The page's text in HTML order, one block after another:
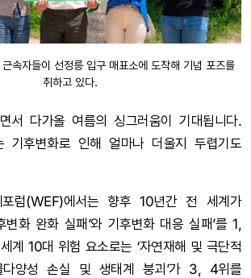
속자들이 선정릉 입구 매표소에 도착해 기념 포즈를
취하고 있다.
서 다가올 여름의 싱그러움이 기대됩니다.
기후변화로 인해 얼마나 더울지 두렵기도
럼(WEF)에서는 향후 10년간 전 세계가
변화 완화 실패’와 기후변화 대응 실패’를 1,
계 10대 위험 요소로는 ‘자연재해 및 극단적
다양성 손실 및 생태계 붕괴’가 3, 4위를